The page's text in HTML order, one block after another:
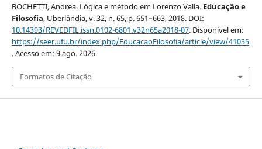
BOCHETTI, Andrea. Lógica e método em Lorenzo Valla. Educação e
Filosofia, Uberlândia, v. 32, n. 65, p. 651–663, 2018. DOI:
10.14393/REVEDFIL.issn.0102-6801.v32n65a2018-07. Disponível em:
https://seer.ufu.br/index.php/EducacaoFilosofia/article/view/41035
. Acesso em: 9 ago. 2026.
Formatos de Citação